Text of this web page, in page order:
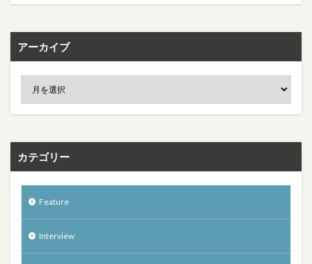
アーカイブ
カテゴリー
Feature
Interview